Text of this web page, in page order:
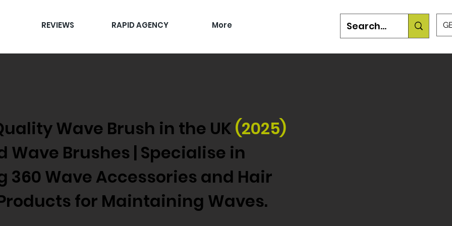
REVIEWS RAPID AGENCY More
Wave Brush in the UK (2025)
Wave Brushes | Specialise in
360 Wave Accessories and Hair
for Maintaining Waves.